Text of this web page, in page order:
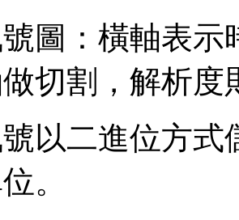
圖：橫軸表示
切割，解析度
以二進位方
。